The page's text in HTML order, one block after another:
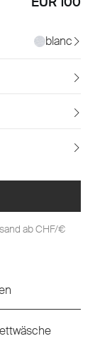
blanc
ab CHF/€